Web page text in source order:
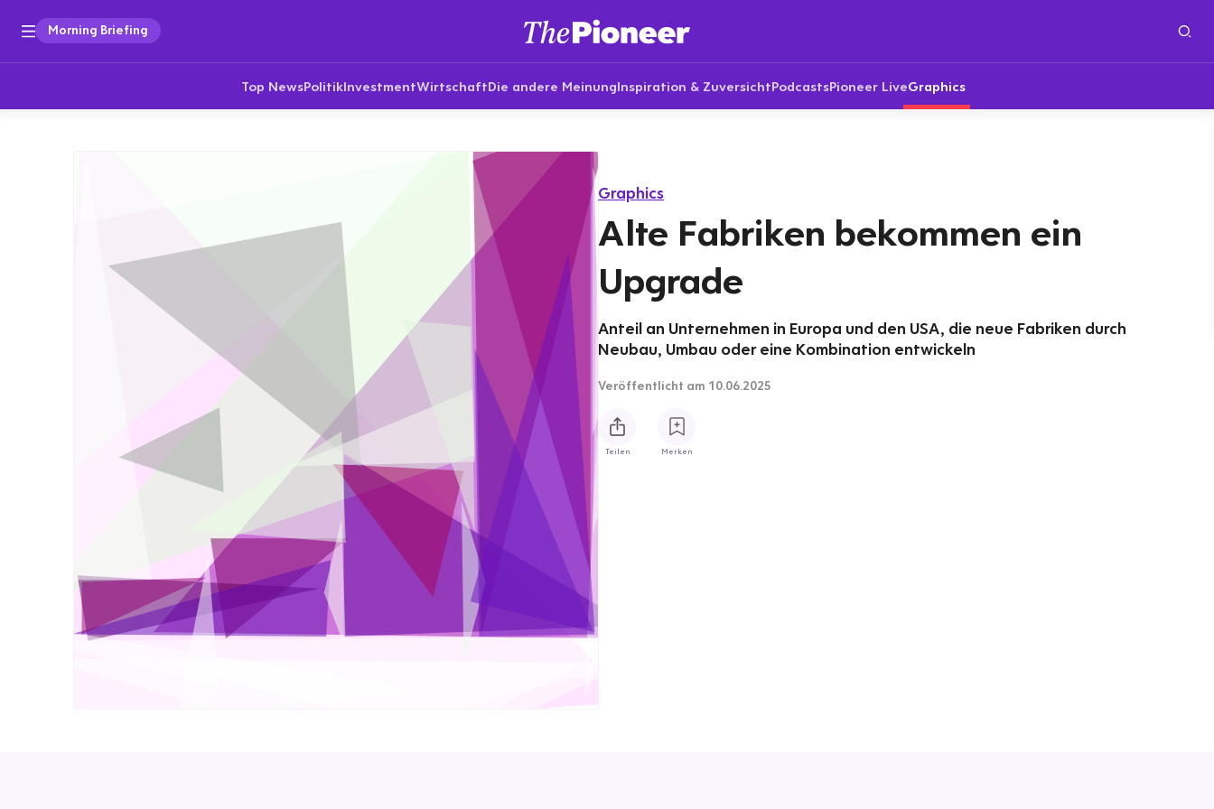
Morning Briefing
Top NewsPolitikInvestmentWirtschaftDie andere MeinungInspiration & ZuversichtPodcastsPioneer LiveGraphics
Graphics
Alte Fabriken bekommen ein
Upgrade
Anteil an Unternehmen in Europa und den USA, die neue Fabriken durch
Neubau, Umbau oder eine Kombination entwickeln
Veröffentlicht am 10.06.2025
Teilen Merken